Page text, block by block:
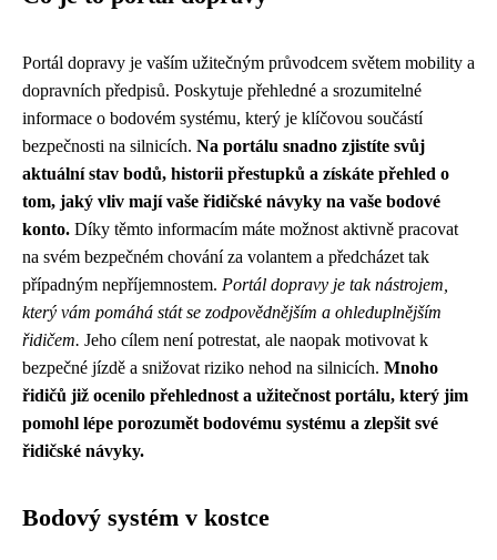
Portál dopravy je vaším užitečným průvodcem světem mobility a
dopravních předpisů. Poskytuje přehledné a srozumitelné
informace o bodovém systému, který je klíčovou součástí
bezpečnosti na silnicích. Na portálu snadno zjistíte svůj
aktuální stav bodů, historii přestupků a získáte přehled o
tom, jaký vliv mají vaše řidičské návyky na vaše bodové
konto. Díky těmto informacím máte možnost aktivně pracovat
na svém bezpečném chování za volantem a předcházet tak
případným nepříjemnostem. Portál dopravy je tak nástrojem,
který vám pomáhá stát se zodpovědnějším a ohleduplnějším
řidičem. Jeho cílem není potrestat, ale naopak motivovat k
bezpečné jízdě a snižovat riziko nehod na silnicích. Mnoho
řidičů již ocenilo přehlednost a užitečnost portálu, který jim
pomohl lépe porozumět bodovému systému a zlepšit své
řidičské návyky.
Bodový systém v kostce